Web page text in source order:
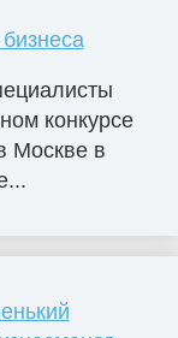
конкурсе
Москве в